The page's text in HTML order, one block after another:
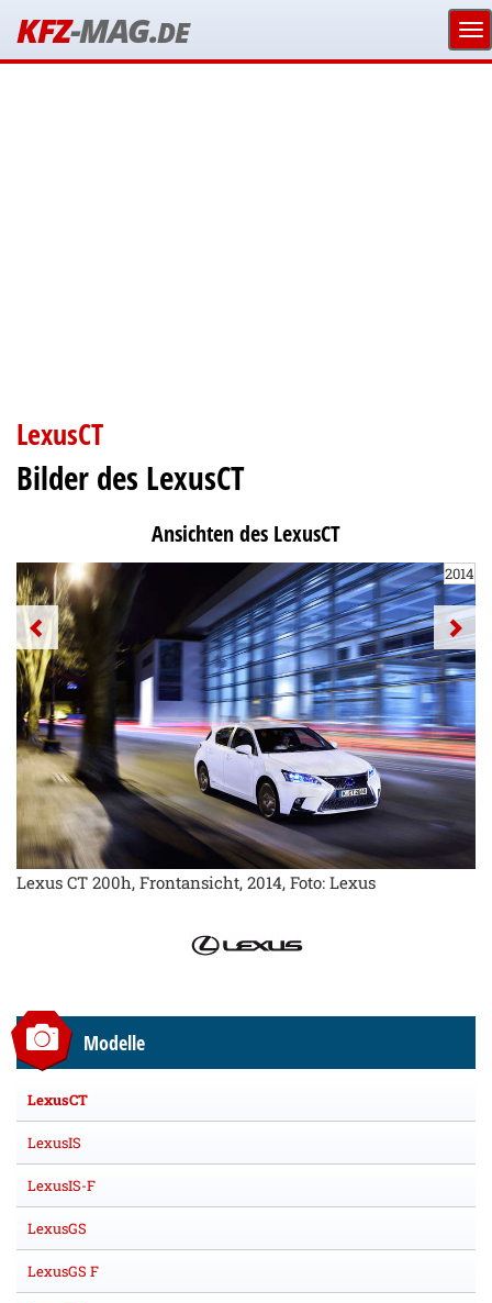
KFZ-MAG.DE
LexusCT
Bilder des LexusCT
Ansichten des LexusCT
2014
Lexus CT 200h, Frontansicht, 2014, Foto: Lexus
Modelle
LexusCT
LexusIS
LexusIS-F
LexusGS
LexusGS F